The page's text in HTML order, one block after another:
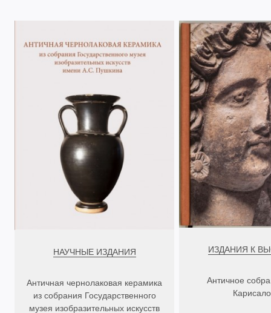
НАУЧНЫЕ ИЗДАНИЯ
Античная чернолаковая керамика
из собрания Государственного
музея изобразительных искусств
ИЗДАНИЯ К
Античное